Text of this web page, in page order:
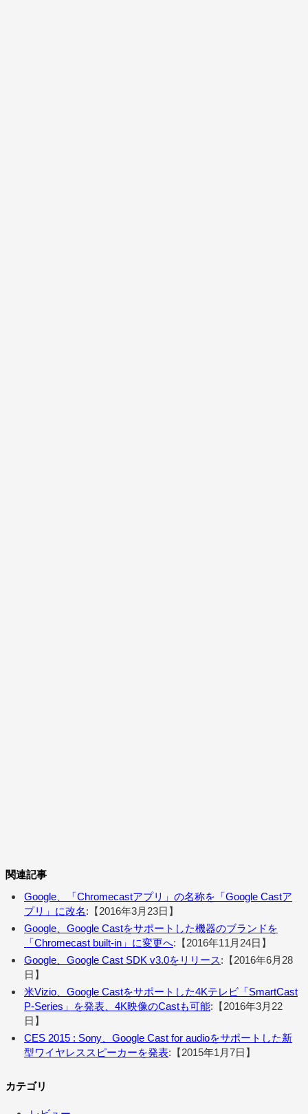
関連記事
Google、「Chromecastアプリ」の名称を「Google Castア
プリ」に改名:【2016年3月23日】
Google、Google Castをサポートした機器のブランドを
「Chromecast built-in」に変更へ:【2016年11月24日】
Google、Google Cast SDK v3.0をリリース:【2016年6月28
日】
米Vizio、Google Castをサポートした4Kテレビ「SmartCast
P-Series」を発表、4K映像のCastも可能:【2016年3月22
日】
CES 2015 : Sony、Google Cast for audioをサポートした新
型ワイヤレススピーカーを発表:【2015年1月7日】
カテゴリ